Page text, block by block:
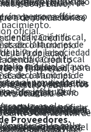
nacimiento.
oficial.
Público de la Propiedad.
Proveedores.